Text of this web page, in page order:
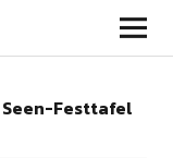
Seen-Festtafel